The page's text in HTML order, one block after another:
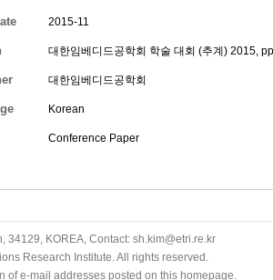
2015-11
대한임베디드공학회 학술 대회 (추계) 2015,
대한임베디드공학회
Korean
Conference Paper
KOREA, Contact: sh.kim@etri.re.kr
Research Institute. All rights reserved.
of e-mail addresses posted on this homepage.